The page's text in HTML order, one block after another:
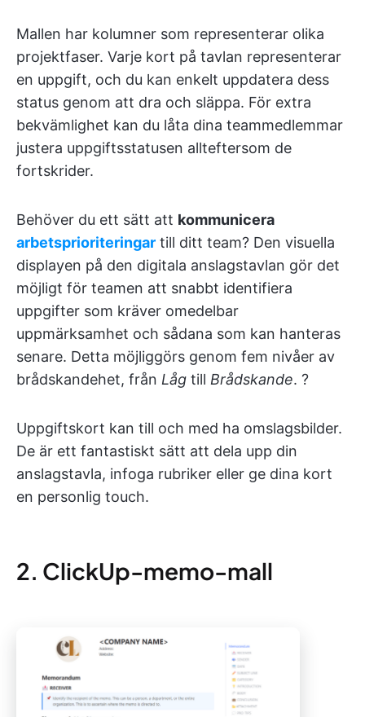
Mallen har kolumner som representerar olika
projektfaser. Varje kort på tavlan representerar
en uppgift, och du kan enkelt uppdatera dess
status genom att dra och släppa. För extra
bekvämlighet kan du låta dina teammedlemmar
justera uppgiftsstatusen allteftersom de
fortskrider.
Behöver du ett sätt att kommunicera
arbetsprioriteringar till ditt team? Den visuella
displayen på den digitala anslagstavlan gör det
möjligt för teamen att snabbt identifiera
uppgifter som kräver omedelbar
uppmärksamhet och sådana som kan hanteras
senare. Detta möjliggörs genom fem nivåer av
brådskandehet, från Låg till Brådskande. ?
Uppgiftskort kan till och med ha omslagsbilder.
De är ett fantastiskt sätt att dela upp din
anslagstavla, infoga rubriker eller ge dina kort
en personlig touch.
2. ClickUp-memo-mall